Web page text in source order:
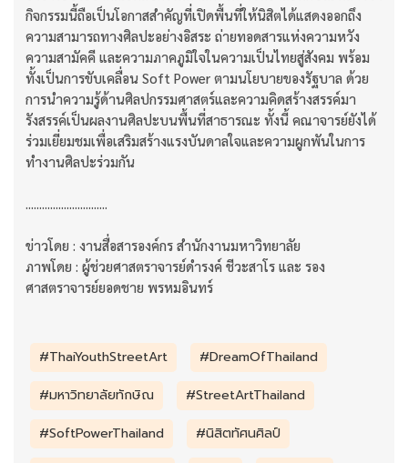
กิจกรรมนี้ถือเป็นโอกาสสำคัญที่เปิดพื้นที่ให้นิสิตได้แสดงออกถึง
ความสามารถทางศิลปะอย่างอิสระ ถ่ายทอดสารแห่งความหวัง
ความสามัคคี และความภาคภูมิใจในความเป็นไทยสู่สังคม พร้อม
ทั้งเป็นการขับเคลื่อน Soft Power ตามนโยบายของรัฐบาล ด้วย
การนำความรู้ด้านศิลปกรรมศาสตร์และความคิดสร้างสรรค์มา
รังสรรค์เป็นผลงานศิลปะบนพื้นที่สาธารณะ ทั้งนี้ คณาจารย์ยังได้
ร่วมเยี่ยมชมเพื่อเสริมสร้างแรงบันดาลใจและความผูกพันในการ
ทำงานศิลปะร่วมกัน
ข่าวโดย : งานสื่อสารองค์กร สำนักงานมหาวิทยาลัย
ภาพโดย : ผู้ช่วยศาสตราจารย์ดำรงค์ ชีวะสาโร และ รอง
ศาสตราจารย์ยอดชาย พรหมอินทร์
#ThaiYouthStreetArt
#DreamOfThailand
#มหาวิทยาลัยทักษิณ
#StreetArtThailand
#SoftPowerThailand
#นิสิตทัศนศิลป์